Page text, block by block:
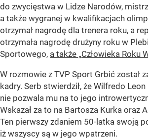
do zwycięstwa w Lidze Narodów,
a także wygranej w kwalifikacjach
otrzymał nagrodę dla trenera roku, a
otrzymała nagrodę drużyny roku w
Sportowego, a także „Człowieka Roku
W rozmowie z TVP Sport Grbić został
kadry. Serb stwierdził, że Wilfredo
nie pozwala mu na to jego
Wskazał za to na Bartosza Kurka oraz
Ten pierwszy zdaniem 50-latka swoją
iż wszyscy są w jego wpatrzeni.